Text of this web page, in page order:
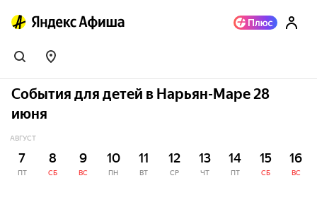
События для детей в Нарьян-Маре 28
июня
АВГУСТ
7
ПТ
8
СБ
9
ВС
10
ПН
11
ВТ
12
СР
13
ЧТ
14
ПТ
15
СБ
16
ВС